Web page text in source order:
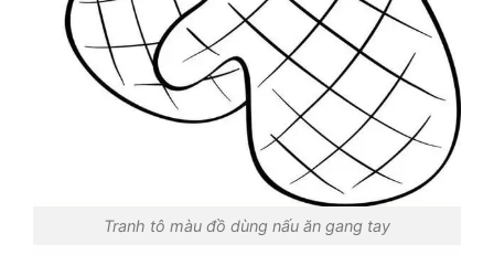
Tranh tô màu đồ dùng nấu ăn gang tay